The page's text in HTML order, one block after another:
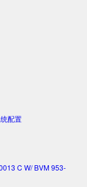
配置
C W/ BVM 953-